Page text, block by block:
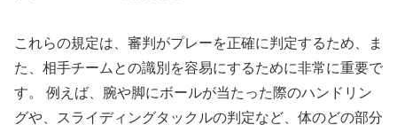
これらの規定は、審判がプレーを正確に判定するため、ま
た、相手チームとの識別を容易にするために非常に重要で
す。 例えば、腕や脚にボールが当たった際のハンドリン
グや、スライディングタックルの判定など、体のどの部分